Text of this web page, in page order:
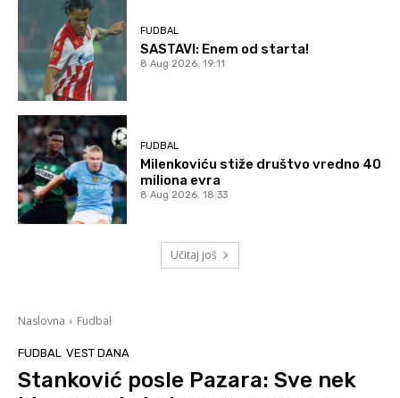
FUDBAL
SASTAVI: Enem od starta!
8 Aug 2026. 19:11
FUDBAL
Milenkoviću stiže društvo vredno 40
miliona evra
8 Aug 2026. 18:33
Učitaj još